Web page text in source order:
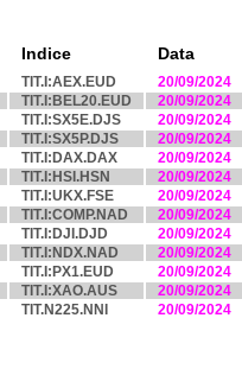
Indice Data
TIT.I:AEX.EUD 20/09/2024
TIT.I:BEL20.EUD 20/09/2024
TIT.I:SX5E.DJS 20/09/2024
TIT.I:SX5P.DJS 20/09/2024
TIT.I:DAX.DAX 20/09/2024
TIT.I:HSI.HSN 20/09/2024
TIT.I:UKX.FSE 20/09/2024
TIT.I:COMP.NAD 20/09/2024
TIT.I:DJI.DJD 20/09/2024
TIT.I:NDX.NAD 20/09/2024
TIT.I:PX1.EUD 20/09/2024
TIT.I:XAO.AUS 20/09/2024
TIT.N225.NNI 20/09/2024